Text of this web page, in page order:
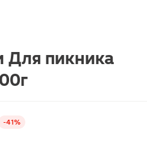
Для пикника
-41%